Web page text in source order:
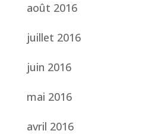
août 2016
juillet 2016
juin 2016
mai 2016
avril 2016